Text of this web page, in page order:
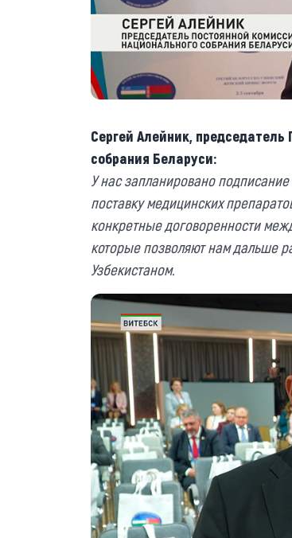
Сергей Алейник,
собрания Беларуси:
У нас запланировано
поставку медицинских
конкретные договоренности
которые позволяют нам дальше
Узбекистаном.